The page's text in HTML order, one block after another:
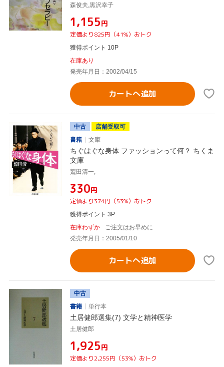
森俊夫,黒沢幸子
¥1,155円
定価より825円（41%）おトク
獲得ポイント 10P
在庫あり
発売年月日：2002/04/15
カートへ追加
中古
店舗受取可
書籍
文庫
ちぐはぐな身体 ファッションって何？ ちくま
文庫
鷲田清一,
¥330円
定価より374円（53%）おトク
獲得ポイント 3P
在庫わずか
ご注文はお早めに
発売年月日：2005/01/10
カートへ追加
中古
書籍
単行本
土居健郎選集(7) 文学と精神医学
土居健郎
¥1,925円
定価より2,255円（53%）おトク